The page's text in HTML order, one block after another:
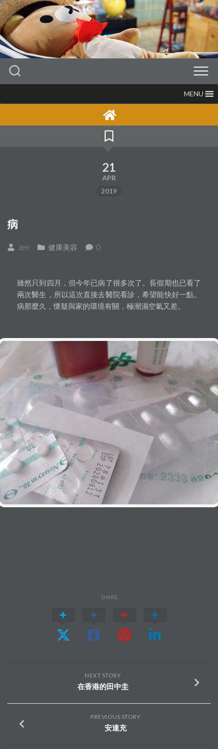
Skip
to
content
MENU
21
APR
2019
病
Jen 健康美容 0
雖然只到四月，但今年已病了很多次了。長假期也已看了
兩次醫生，所以這次直接去醫院看診，希望能快好一點。
病那麼久，懷疑與家的環境有關，極潮濕空氣又差。
SHARE
NEXT STORY
在香港的田中圭
PREVIOUS STORY
安達充